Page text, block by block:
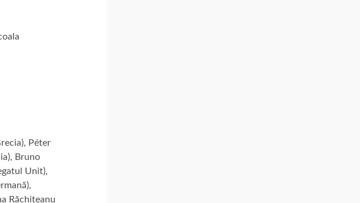
Péter
Bruno
Unit),
Răchițeanu